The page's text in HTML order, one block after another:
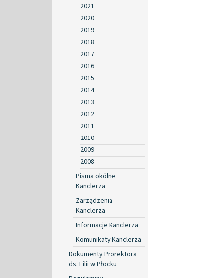
2021
2020
2019
2018
2017
2016
2015
2014
2013
2012
2011
2010
2009
2008
Pisma okólne
Kanclerza
Zarządzenia
Kanclerza
Informacje Kanclerza
Komunikaty Kanclerza
Dokumenty Prorektora
ds. Filii w Płocku